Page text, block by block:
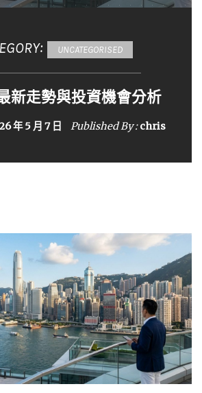
UNCATEGORISED
新走勢與投資機會分析
年 5 月 7 日 Published By :chris
CATEGORY: 科技
港熱門科技趨勢解析
年 5 月 7 日 Published By :chris
生活與休閒
時差？實用調整作息方法
年 5 月 7 日 Published By :chris
生活與休閒
購與社交平台詐騙時可以怎